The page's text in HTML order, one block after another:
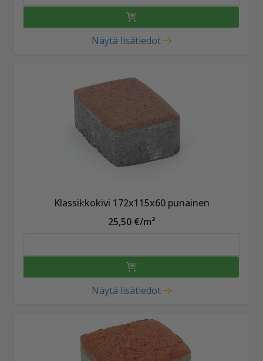
Näytä lisätiedot
Klassikkokivi 172x115x60 punainen
25,50 €/m²
Näytä lisätiedot